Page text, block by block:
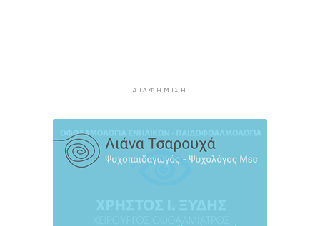
Ρέθυμνο: Η επόμενη μέρα του τουρισμού μετά
τις πυρκαγιές, η εικόνα σε Πρέβελη και Άγιο
ΔΙΑΦΉΜΙΣΗ